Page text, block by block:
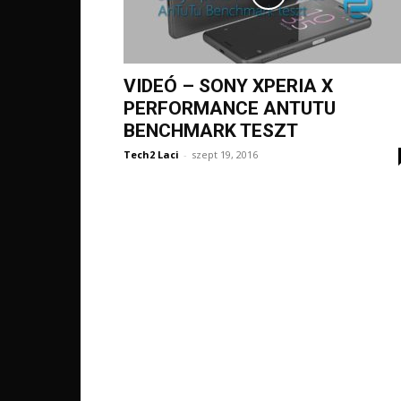
VIDEÓ – SONY XPERIA X
PERFORMANCE ANTUTU
BENCHMARK TESZT
Tech2 Laci - szept 19, 2016